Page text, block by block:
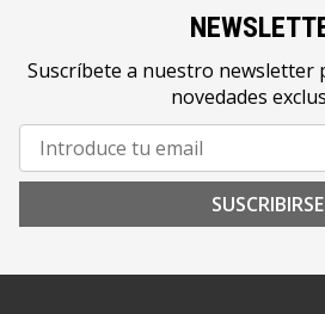
Suscríbete a nuestro newsletter
novedades
SUSCRIBIRSE